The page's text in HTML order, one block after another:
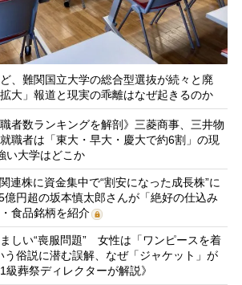
、難関国立大学の総合型選抜が続々と廃
大」報道と現実の乖離はなぜ起きるのか
職者数ランキングを解剖》三菱商事、三井物
職者は「東大・早大・慶大で約6割」の現
大学はどこか
連株に資金集中で“割安になった成長株”に
円超の坂本慎太郎さんが「絶好の仕込み
食品銘柄を紹介
しい“喪服問題” 女性は「ワンピースを着
う俗説に潜む誤解、なぜ「ジャケット」が
級葬祭ディレクターが解説》